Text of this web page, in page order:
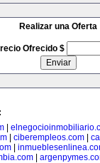
Realizar una Oferta
Ofrecido $
| ciberempleos.com|
|